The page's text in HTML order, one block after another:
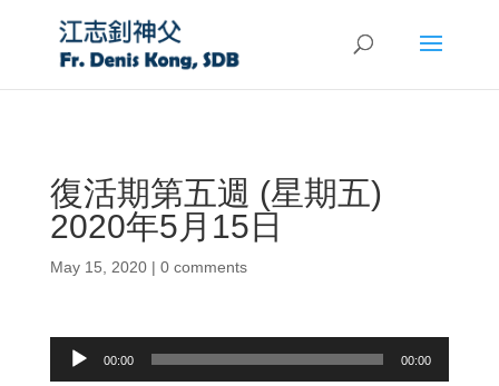
復活期第五週 (星期五)
2020年5月15日
May 15, 2020| 0 comments
Audio
00:00 00:00